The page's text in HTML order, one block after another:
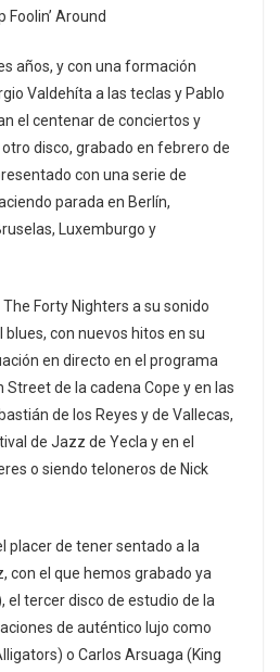
Around
años, y con una formación
Valdehíta a las teclas y Pablo
el centenar de conciertos y
disco, grabado en febrero de
con una serie de
parada en Berlín,
Luxemburgo y
Forty Nighters a su sonido
con nuevos hitos en su
en directo en el programa
Street de la cadena Cope y en las
de los Reyes y de Vallecas,
de Jazz de Yecla y en el
o siendo teloneros de Nick
placer de tener sentado a la
con el que hemos grabado ya
el tercer disco de estudio de la
de auténtico lujo como
o Carlos Arsuaga (King